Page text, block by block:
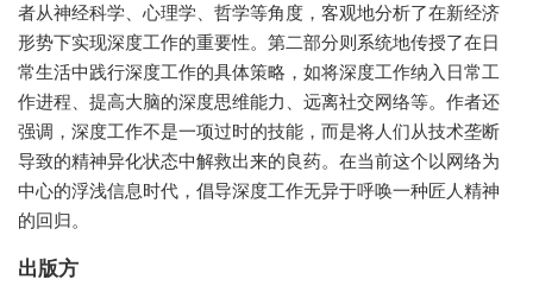
者从神经科学、心理学、哲学等角度，客观地分析了在新经济
形势下实现深度工作的重要性。第二部分则系统地传授了在日
常生活中践行深度工作的具体策略，如将深度工作纳入日常工
作进程、提高大脑的深度思维能力、远离社交网络等。作者还
强调，深度工作不是一项过时的技能，而是将人们从技术垄断
导致的精神异化状态中解救出来的良药。在当前这个以网络为
中心的浮浅信息时代，倡导深度工作无异于呼唤一种匠人精神
的回归。
出版方